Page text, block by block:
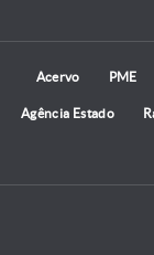
Acervo PME
Agência Estado